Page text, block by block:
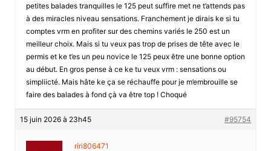
petites balades tranquilles le 125 peut suffire met ne t’attends pas
à des miracles niveau sensations. Franchement je dirais ke si tu
comptes vrm en profiter sur des chemins variés le 250 est un
meilleur choix. Mais si tu veux pas trop de prises de tête avec le
permis et ke t’es un peu novice le 125 peux être une bonne option
au début. En gros pense à ce ke tu veux vrm : sensations ou
simpliicté. Mais hâte ke ça se réchauffe pour je m’embrouille se
faire des balades à fond çà va être top ! Choqué
15 juin 2026 à 23h45 #95754
riri806471